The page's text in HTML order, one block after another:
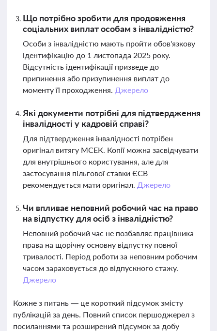
Що потрібно зробити для продовження
соціальних виплат особам з інвалідністю?
Особи з інвалідністю мають пройти обов'язкову
ідентифікацію до 1 листопада 2025 року.
Відсутність ідентифікації призведе до
припинення або призупинення виплат до
моменту її проходження. Джерело
Які документи потрібні для підтвердження
інвалідності у кадровій справі?
Для підтвердження інвалідності потрібен
оригінал витягу МСЕК. Копії можна засвідчувати
для внутрішнього користування, але для
застосування пільгової ставки ЄСВ
рекомендується мати оригінал. Джерело
Чи впливає неповний робочий час на право
на відпустку для осіб з інвалідністю?
Неповний робочий час не позбавляє працівника
права на щорічну основну відпустку повної
тривалості. Період роботи за неповним робочим
часом зараховується до відпускного стажу.
Джерело
Кожне з питань — це короткий підсумок змісту
публікацій за день. Повний список першоджерел з
посиланнями та розширений підсумок за добу